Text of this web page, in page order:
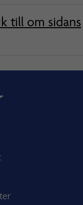
till om sidans